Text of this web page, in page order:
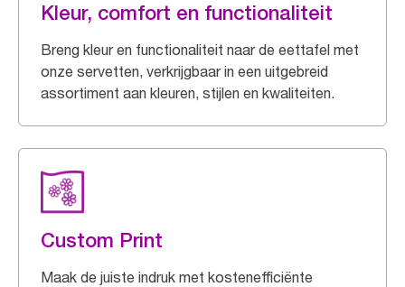
Kleur, comfort en functionaliteit
Breng kleur en functionaliteit naar de eettafel met
onze servetten, verkrijgbaar in een uitgebreid
assortiment aan kleuren, stijlen en kwaliteiten.
Custom Print
Maak de juiste indruk met kostenefficiënte